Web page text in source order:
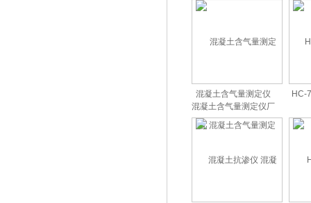
混凝土含气量测定仪
混凝土含气量测定仪厂
家 混凝土含气量测定
仪价格
HC-